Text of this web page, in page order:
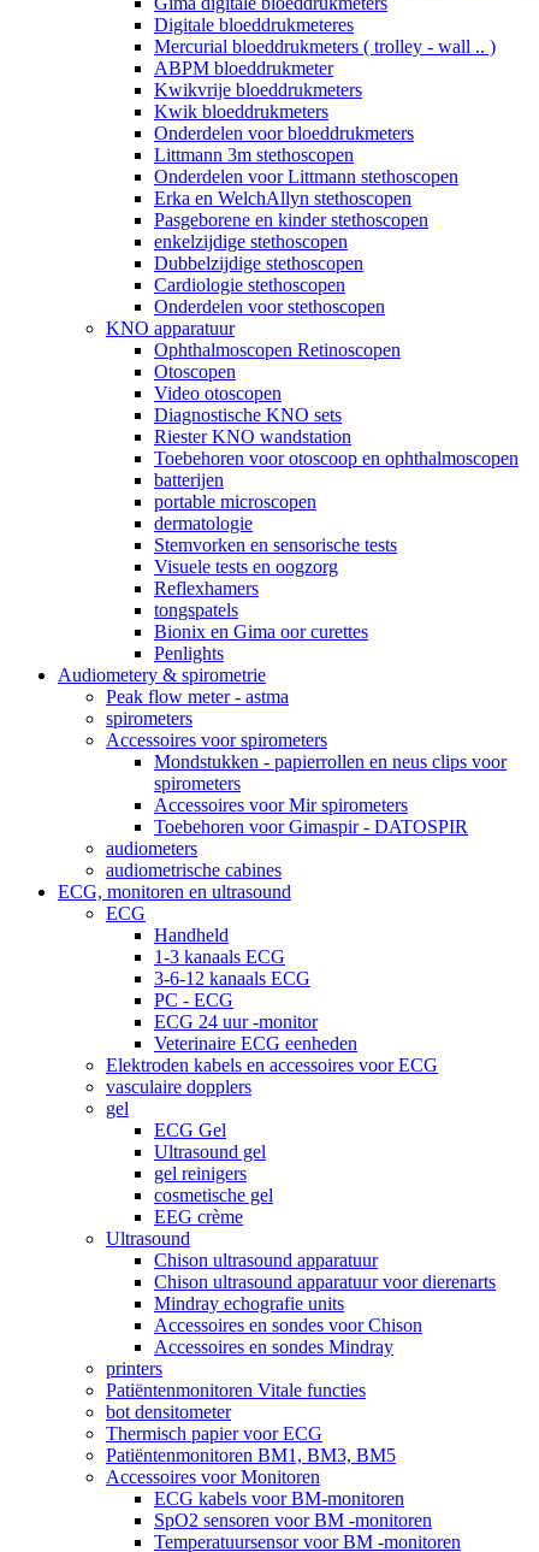
Digitale bloeddrukmeteres
Mercurial bloeddrukmeters ( trolley - wall .. )
ABPM bloeddrukmeter
Kwikvrije bloeddrukmeters
Kwik bloeddrukmeters
Onderdelen voor bloeddrukmeters
Littmann 3m stethoscopen
Onderdelen voor Littmann stethoscopen
Erka en WelchAllyn stethoscopen
Pasgeborene en kinder stethoscopen
enkelzijdige stethoscopen
Dubbelzijdige stethoscopen
Cardiologie stethoscopen
Onderdelen voor stethoscopen
KNO apparatuur
Ophthalmoscopen Retinoscopen
Otoscopen
Video otoscopen
Diagnostische KNO sets
Riester KNO wandstation
Toebehoren voor otoscoop en ophthalmoscopen
batterijen
portable microscopen
dermatologie
Stemvorken en sensorische tests
Visuele tests en oogzorg
Reflexhamers
tongspatels
Bionix en Gima oor curettes
Penlights
Audiometery & spirometrie
Peak flow meter - astma
spirometers
Accessoires voor spirometers
Mondstukken - papierrollen en neus clips voor
spirometers
Accessoires voor Mir spirometers
Toebehoren voor Gimaspir - DATOSPIR
audiometers
audiometrische cabines
ECG, monitoren en ultrasound
ECG
Handheld
1-3 kanaals ECG
3-6-12 kanaals ECG
PC - ECG
ECG 24 uur -monitor
Veterinaire ECG eenheden
Elektroden kabels en accessoires voor ECG
vasculaire dopplers
gel
ECG Gel
Ultrasound gel
gel reinigers
cosmetische gel
EEG crème
Ultrasound
Chison ultrasound apparatuur
Chison ultrasound apparatuur voor dierenarts
Mindray echografie units
Accessoires en sondes voor Chison
Accessoires en sondes Mindray
printers
Patiëntenmonitoren Vitale functies
bot densitometer
Thermisch papier voor ECG
Patiëntenmonitoren BM1, BM3, BM5
Accessoires voor Monitoren
ECG kabels voor BM-monitoren
SpO2 sensoren voor BM -monitoren
Temperatuursensor voor BM -monitoren